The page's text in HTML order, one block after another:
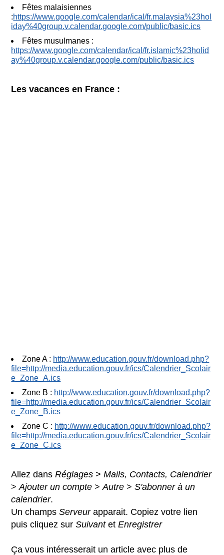
Fêtes malaisiennes
:https://www.google.com/calendar/ical/fr.malaysia%23hol
iday%40group.v.calendar.google.com/public/basic.ics
Fêtes musulmanes :
https://www.google.com/calendar/ical/fr.islamic%23holid
ay%40group.v.calendar.google.com/public/basic.ics
Les vacances en France :
Zone A : http://www.education.gouv.fr/download.php?
file=http://media.education.gouv.fr/ics/Calendrier_Scolair
e_Zone_A.ics
Zone B : http://www.education.gouv.fr/download.php?
file=http://media.education.gouv.fr/ics/Calendrier_Scolair
e_Zone_B.ics
Zone C : http://www.education.gouv.fr/download.php?
file=http://media.education.gouv.fr/ics/Calendrier_Scolair
e_Zone_C.ics
Allez dansRéglages >Mails, Contacts, Calendrier
>Ajouter un compte >Autre >S'abonner à un
calendrier.
Un champsServeurapparait. Copiez votre lien
puis cliquez surSuivantetEnregistrer
Ça vous intéresserait un article avec plus de